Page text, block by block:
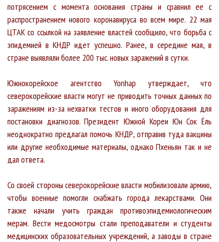
потрясением с момента основания страны и сравнил ее с
распространением нового коронавируса во всем мире. 22 мая
ЦТАК со ссылкой на заявление властей сообщило, что борьба с
эпидемией в КНДР идет успешно. Ранее, в середине мая, в
стране выявляли более 200 тыс. новых заражений в сутки.
Южнокорейское агентство Yonhap утверждает, что
северокорейские власти могут не приводить точных данных по
заражениям из-за нехватки тестов и иного оборудования для
постановки диагнозов. Президент Южной Кореи Юн Сок Ёль
неоднократно предлагал помочь КНДР, отправив туда вакцины
или другие необходимые материалы, однако Пхеньян так и не
дал ответа.
Со своей стороны северокорейские власти мобилизовали армию,
чтобы военные помогли снабжать города лекарствами. Они
также начали учить граждан противоэпидемиологическим
мерам. Вести медосмотры стали преподаватели и студенты
медицинских образовательных учреждений, а заводы в стране